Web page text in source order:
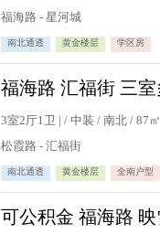
福海路 - 星河城
南北通透 黄金楼层 学区房
3室2厅1卫 | / 中装 / 南北 / 87㎡
松霞路 - 汇福街
南北通透 黄金楼层 全南户型